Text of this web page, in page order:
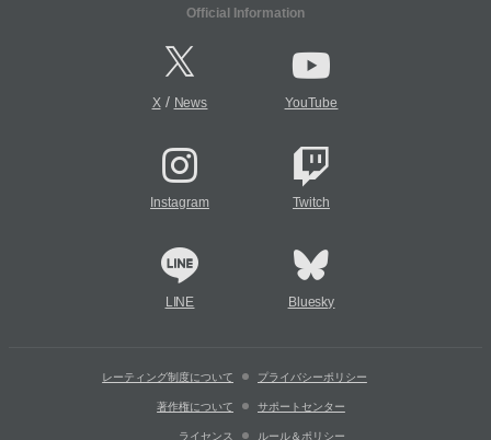
Official Information
X/ News YouTube
Instagram Twitch
LINE Bluesky
レーティング制度について プライバシーポリシー
著作権について サポートセンター
ライセンス ルール＆ポリシー